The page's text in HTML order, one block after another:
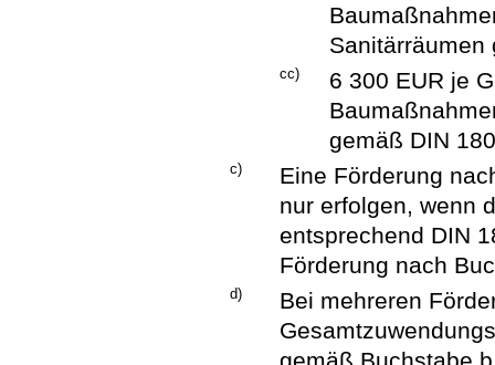
Sanitärräumen
cc)
6 300 EUR je
gemäß DIN
c)
Eine Förderung
nur erfolgen, wenn
entsprechend DIN
Förderung nach
d)
Bei mehreren
gemäß Buchstabe